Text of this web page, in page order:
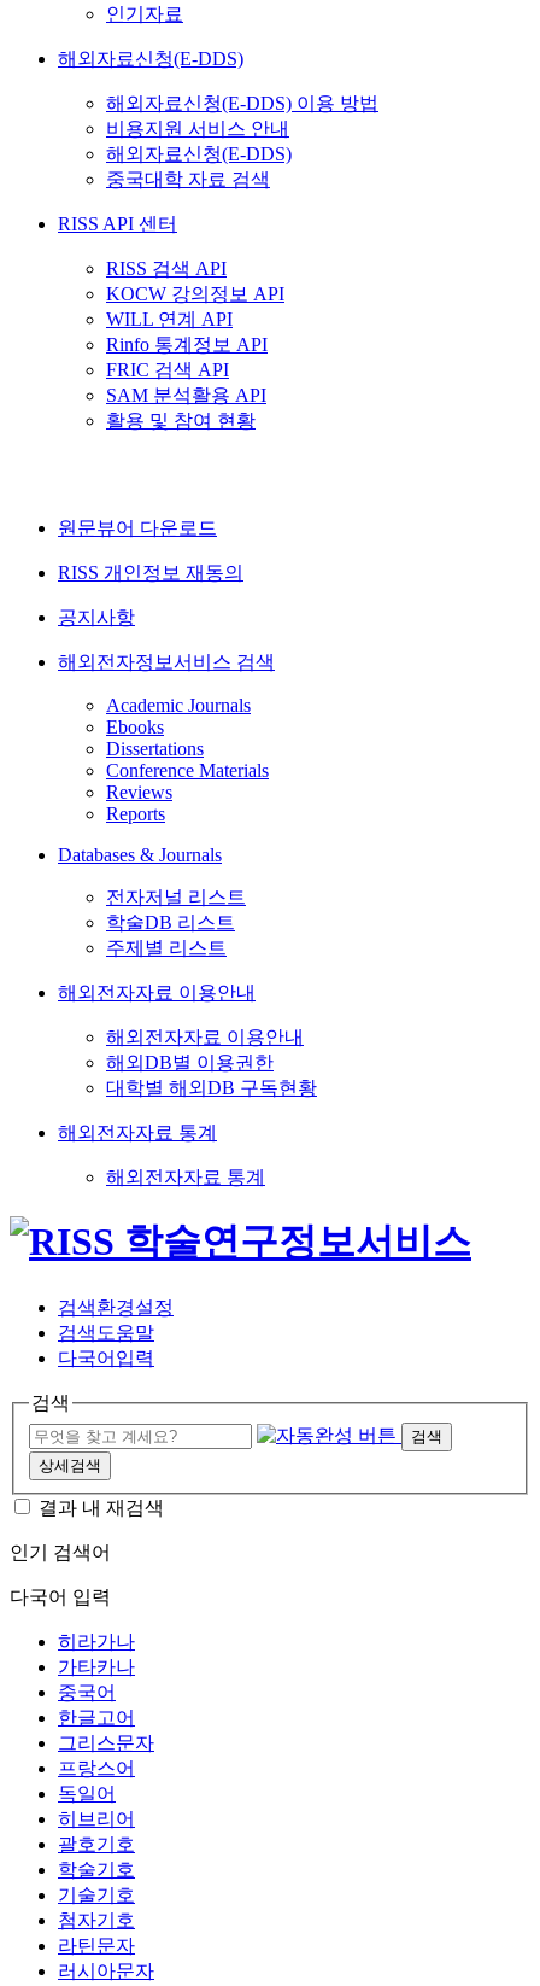
인기자료
해외자료신청(E-DDS)
해외자료신청(E-DDS) 이용 방법
비용지원 서비스 안내
해외자료신청(E-DDS)
중국대학 자료 검색
RISS API 센터
RISS 검색 API
KOCW 강의정보 API
WILL 연계 API
Rinfo 통계정보 API
FRIC 검색 API
SAM 분석활용 API
활용 및 참여 현황
원문뷰어 다운로드
RISS 개인정보 재동의
공지사항
해외전자정보서비스 검색
Academic Journals
Ebooks
Dissertations
Conference Materials
Reviews
Reports
Databases & Journals
전자저널 리스트
학술DB 리스트
주제별 리스트
해외전자자료 이용안내
해외전자자료 이용안내
해외DB별 이용권한
대학별 해외DB 구독현황
해외전자자료 통계
해외전자자료 통계
검색환경설정
검색도움말
다국어입력
검색
검색
상세검색
결과 내 재검색
인기 검색어
다국어 입력
히라가나
가타카나
중국어
한글고어
그리스문자
프랑스어
독일어
히브리어
괄호기호
학술기호
기술기호
첨자기호
라틴문자
러시아문자